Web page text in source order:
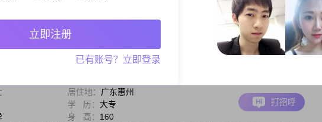
的另一个阶段：夕阳时光。在这漫长温馨美好时光里，真心诚意想找一个心身的归属，不求太多的幸
个对上眼的人真心诚意在自己的小家庭里过着平淡安康有滋味的小日子，从此后，你我相处天长地久
两人幸福生活，亲爱的，我心心念念在等待……本人身体健康，心地善良，没有不良喜好（喜欢喝点
居住地： 广东惠州
学 历： 大专
身 高： 160
打招呼
立即注册
已有账号？立即登录